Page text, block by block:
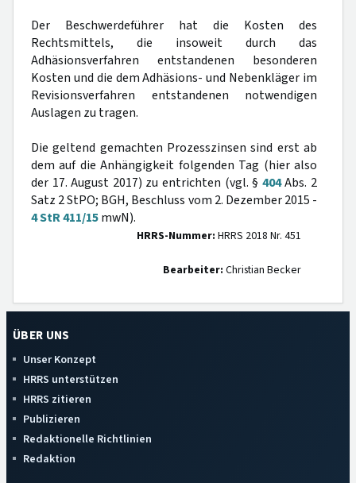
Der Beschwerdeführer hat die Kosten des
Rechtsmittels, die insoweit durch das
Adhäsionsverfahren entstandenen besonderen
Kosten und die dem Adhäsions- und Nebenkläger im
Revisionsverfahren entstandenen notwendigen
Auslagen zu tragen.
Die geltend gemachten Prozesszinsen sind erst ab
dem auf die Anhängigkeit folgenden Tag (hier also
der 17. August 2017) zu entrichten (vgl. § 404Abs. 2
Satz 2 StPO; BGH, Beschluss vom 2. Dezember 2015 -
4 StR 411/15mwN).
HRRS-Nummer: HRRS 2018 Nr. 451
Bearbeiter: Christian Becker
ÜBER UNS
Unser Konzept
HRRS unterstützen
HRRS zitieren
Publizieren
Redaktionelle Richtlinien
Redaktion